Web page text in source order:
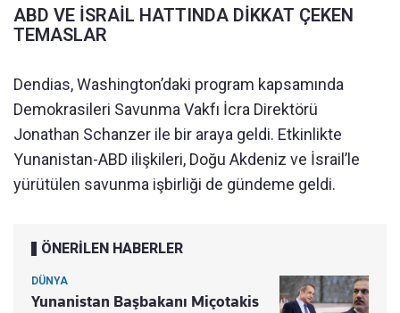
ABD VE İSRAİL HATTINDA DİKKAT ÇEKEN
TEMASLAR
Dendias, Washington’daki program kapsamında
Demokrasileri Savunma Vakfı İcra Direktörü
Jonathan Schanzer ile bir araya geldi. Etkinlikte
Yunanistan-ABD ilişkileri, Doğu Akdeniz ve İsrail’le
yürütülen savunma işbirliği de gündeme geldi.
ÖNERİLEN HABERLER
DÜNYA
Yunanistan Başbakanı Miçotakis